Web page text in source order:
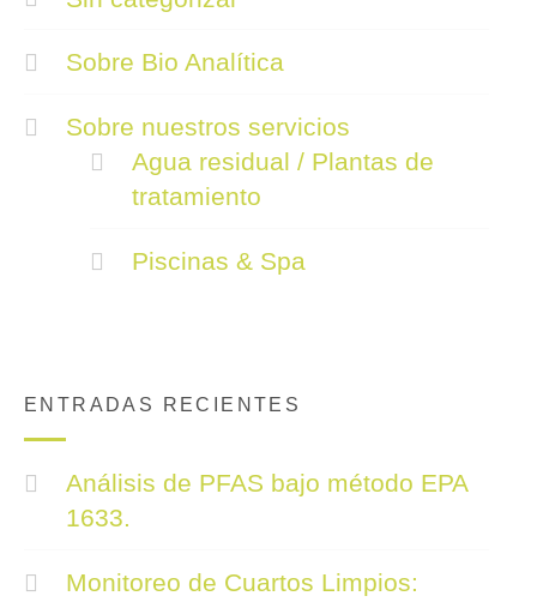
Sobre Bio Analítica
Sobre nuestros servicios
Agua residual / Plantas de
tratamiento
Piscinas & Spa
ENTRADAS RECIENTES
Análisis de PFAS bajo método EPA
1633.
Monitoreo de Cuartos Limpios: